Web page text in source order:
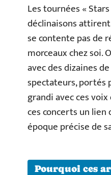
Les tournées «
déclinaisons
se contente pas de
morceaux chez soi.
avec des dizaines
spectateurs, portés
grandi avec ces
ces concerts un lien
époque précise de
Pourquoi ces